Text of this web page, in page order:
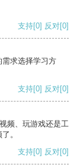
支持[0] 反对[0]
求选择学习方
支持[0] 反对[0]
频、玩游戏还是工
。
支持[0] 反对[0]